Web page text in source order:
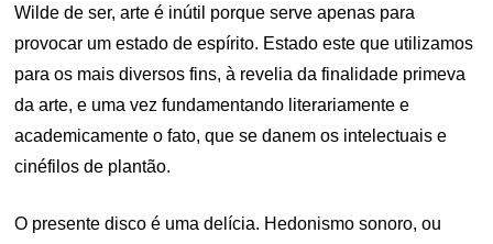
Wilde de ser, arte é inútil porque serve apenas para
provocar um estado de espírito. Estado este que utilizamos
para os mais diversos fins, à revelia da finalidade primeva
da arte, e uma vez fundamentando literariamente e
academicamente o fato, que se danem os intelectuais e
cinéfilos de plantão.
O presente disco é uma delícia. Hedonismo sonoro, ou